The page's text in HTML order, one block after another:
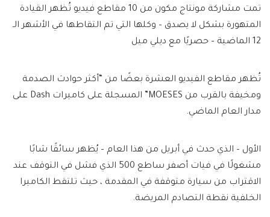
تمت مشاركة مونتاج مكون من 10 مقاطع فيديو تُظهر القيادة
المتهورة بشكل لا يصدق – وكلها التي تم التقاطها في الأشهر الـ
12 الماضية – حصريًا مع ديلي ميل
تُظهر مقاطع الفيديو العشرة بعضًا من “أكثر حوادث الصدمة
ومخيفة بالقرب من MOESES” المسجلة على كاميرات Dash على
مدار العام الماضي.
الأول – الذي حدث في أبريل من هذا العام – يُظهر سائقًا شابًا
مشغولًا في فيات أصفر ساطع 500 الذي فشل في التوقف عند
الاقتراب من سيارة متوقفة في المقدمة ، حيث تلتقط الكاميرا
الخلفية نقطة التصادم المريضة.